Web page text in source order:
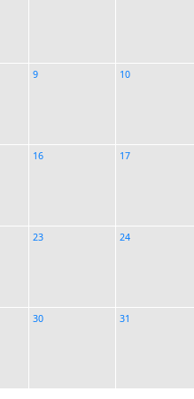
9 10
16 17
23 24
30 31